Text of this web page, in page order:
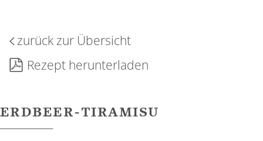
zurück zur Übersicht
Rezept herunterladen
ERDBEER-TIRAMISU